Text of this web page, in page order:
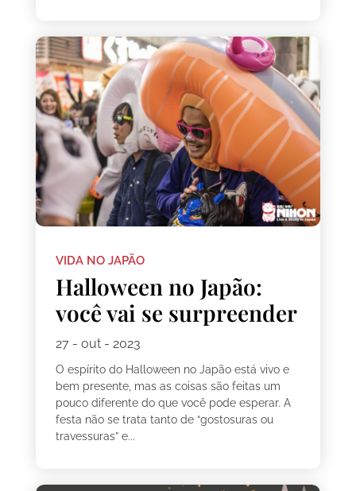
VIDA NO JAPÃO
Halloween no Japão:
você vai se surpreender
27 - out - 2023
O espírito do Halloween no Japão está vivo e
bem presente, mas as coisas são feitas um
pouco diferente do que você pode esperar. A
festa não se trata tanto de “gostosuras ou
travessuras” e...